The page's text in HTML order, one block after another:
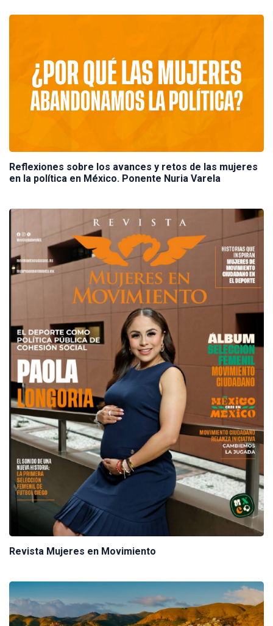
Reflexiones sobre los avances y retos de las mujeres
en la política en México. Ponente Nuria Varela
Revista Mujeres en Movimiento